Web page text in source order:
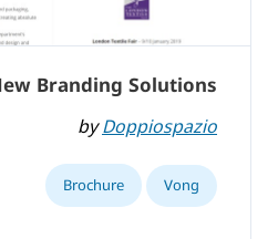
Branding Solutions
byDoppiospazio
Vong
Brochure